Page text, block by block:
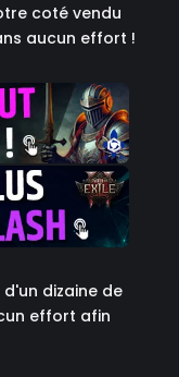
coté vendu
aucun effort !
dizaine de
effort afin